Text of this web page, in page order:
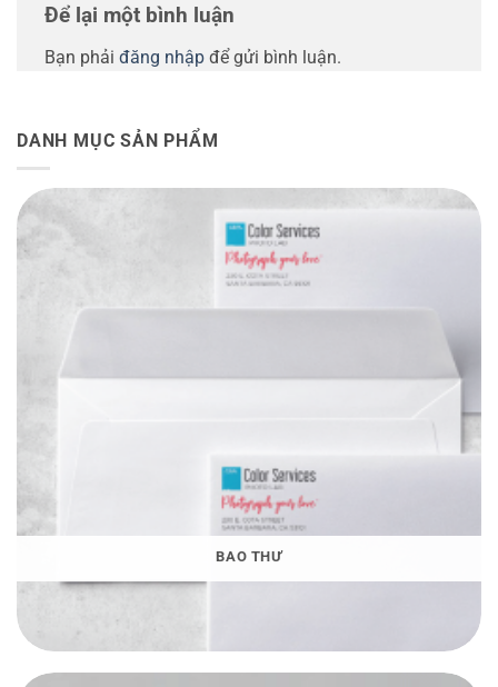
Để lại một bình luận
Bạn phải đăng nhập để gửi bình luận.
DANH MỤC SẢN PHẨM
BAO THƯ